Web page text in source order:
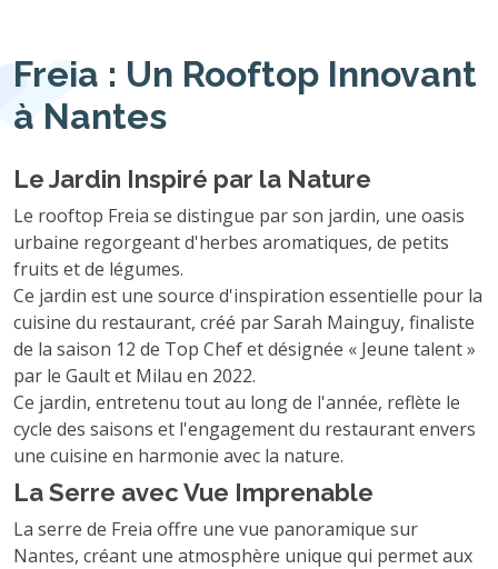
Freia : Un Rooftop Innovant
à Nantes
Le Jardin Inspiré par la Nature
Le rooftop Freia se distingue par son jardin, une oasis
urbaine regorgeant d'herbes aromatiques, de petits
fruits et de légumes.
Ce jardin est une source d'inspiration essentielle pour la
cuisine du restaurant, créé par Sarah Mainguy, finaliste
de la saison 12 de Top Chef et désignée « Jeune talent »
par le Gault et Milau en 2022.
Ce jardin, entretenu tout au long de l'année, reflète le
cycle des saisons et l'engagement du restaurant envers
une cuisine en harmonie avec la nature.
La Serre avec Vue Imprenable
La serre de Freia offre une vue panoramique sur
Nantes, créant une atmosphère unique qui permet aux